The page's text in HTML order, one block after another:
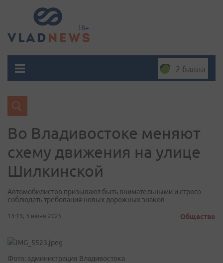
2 балла
Во Владивостоке меняют
схему движения на улице
Шилкинской
Автомобилистов призывают быть внимательными и строго
соблюдать требования новых дорожных знаков
13:19, 3 июня 2025 Общество
Фото: администрация Владивостока